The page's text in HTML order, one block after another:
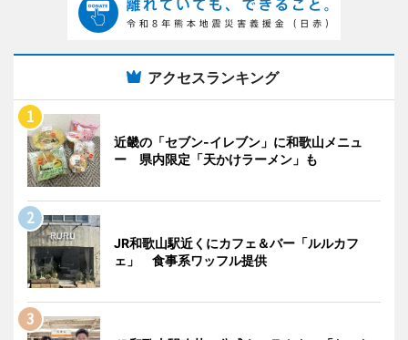
アクセスランキング
近畿の「セブン-イレブン」に和歌山メニュ
ー 県内限定「天かけラーメン」も
JR和歌山駅近くにカフェ＆バー「ルルカフ
ェ」 食事系ワッフル提供